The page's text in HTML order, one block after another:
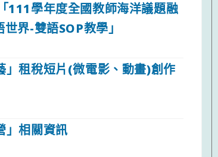
111學年度全國教師海洋議題融
界-雙語SOP教學」
租稅短片(微電影、動畫)創作
」相關資訊